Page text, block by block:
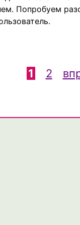
Попробуем
1 2